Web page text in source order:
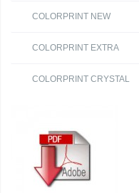
COLORPRINT NEW
COLORPRINT EXTRA
COLORPRINT CRYSTAL